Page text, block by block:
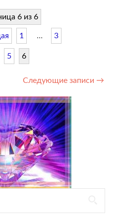
6 из 6
1 … 3
5 6
Следующие записи →